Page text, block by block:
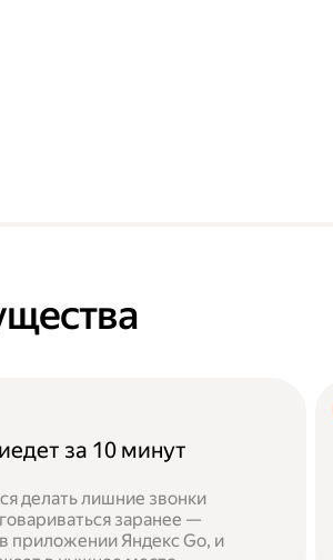
за 10 минут
делать лишние звонки
заранее —
приложении Яндекс Go, и